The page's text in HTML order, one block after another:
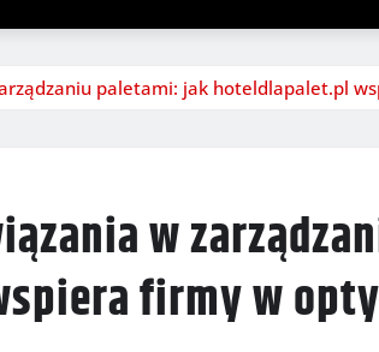
paletami: jak hoteldlapalet.pl
w
firmy w